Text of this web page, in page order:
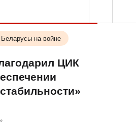
Беларусы на войне
ЦИК